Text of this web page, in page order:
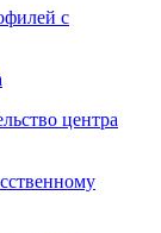
с
центра